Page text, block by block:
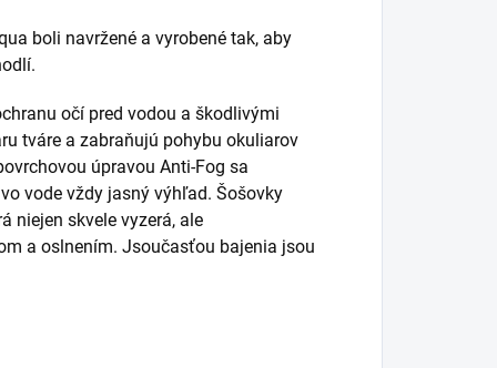
boli navržené a vyrobené tak, aby
očí pred vodou a škodlivými
tváre a zabraňujú pohybu okuliarov
úpravou Anti-Fog sa
vode vždy jasný výhľad. Šošovky
niejen skvele vyzerá, ale
a oslnením. Jsoučasťou bajenia jsou